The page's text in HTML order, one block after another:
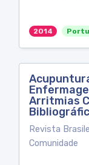
2014
Arritmias
Revista
Comunidade